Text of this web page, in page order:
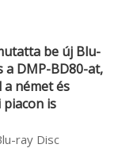
be új Blu-
a DMP-BD80-at,
német és
is
ray Disc